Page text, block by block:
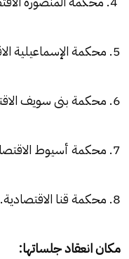
5. محكمة الإسماعيلية الاقتصادية.
6. محكمة بنى سويف الاقتصادية.
7. محكمة أسيوط الاقتصادية.
8. محكمة قنا الاقتصادية.
مكان انعقاد جلساتها: